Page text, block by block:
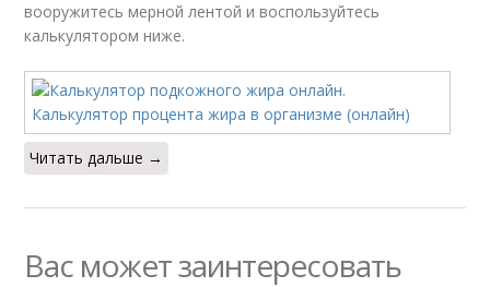
вооружитесь мерной лентой и воспользуйтесь
калькулятором ниже.
Читать дальше →
Вас может заинтересовать